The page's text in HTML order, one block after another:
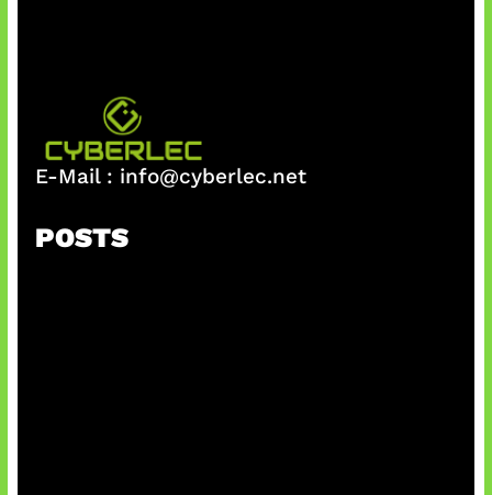
E-Mail : info@cyberlec.net
POSTS